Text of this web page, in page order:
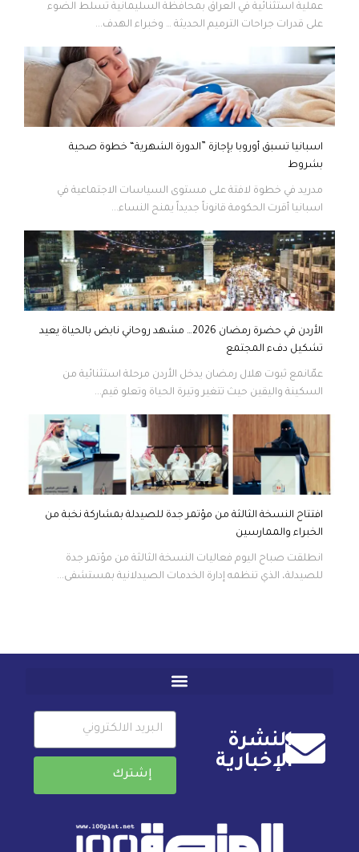
عملية استثنائية في العراق بمحافظة السليمانية تسلط الضوء
على قدرات جراحات الترميم الحديثة … وخبراء الهدف...
اسبانيا تسبق أوروبا بإجازة ”الدورة الشهرية“ خطوة صحية
بشروط
مدريد في خطوة لافتة على مستوى السياسات الاجتماعية في
اسبانيا أقرت الحكومة قانوناً جديداً يمنح النساء...
الأردن في حضرة رمضان 2026… مشهد روحاني نابض بالحياة يعيد
تشكيل دفء المجتمع
عمّانمع ثبوت هلال رمضان يدخل الأردن مرحلة استثنائية من
السكينة واليقين حيث تتغير وتيرة الحياة وتعلو قيم...
افتتاح النسخة الثالثة من مؤتمر جدة للصيدلة بمشاركة نخبة من
الخبراء والممارسين
انطلقت صباح اليوم فعاليات النسخة الثالثة من مؤتمر جدة
للصيدلة، الذي تنظمه إدارة الخدمات الصيدلانية بمستشفى...
النشرة
الإخبارية
إشترك